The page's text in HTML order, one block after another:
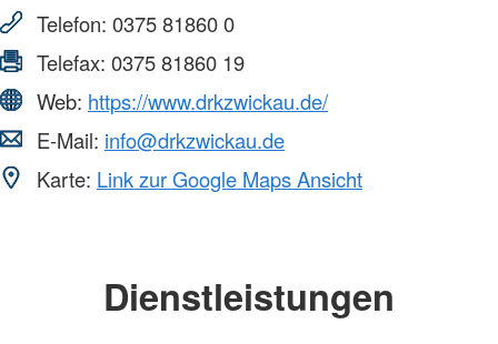
Telefon: 0375 81860 0
Telefax: 0375 81860 19
Web: https://www.drkzwickau.de/
E-Mail: info@drkzwickau.de
Karte: Link zur Google Maps Ansicht
Dienstleistungen